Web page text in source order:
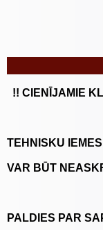
!! CIENĪJAMIE
TEHNISKU
VAR BŪT
PALDIES PAR